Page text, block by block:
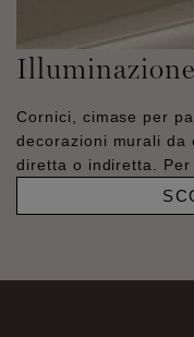
Illuminazione
Cornici, cimase per
decorazioni murali da
diretta o indiretta. Per